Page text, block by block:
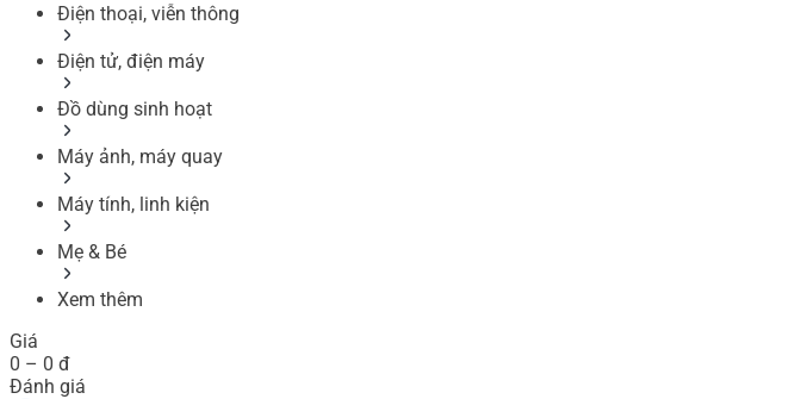
Điện thoại, viễn thông
Điện tử, điện máy
Đồ dùng sinh hoạt
Máy ảnh, máy quay
Máy tính, linh kiện
Mẹ & Bé
Xem thêm
Giá
0 – 0 đ
Đánh giá